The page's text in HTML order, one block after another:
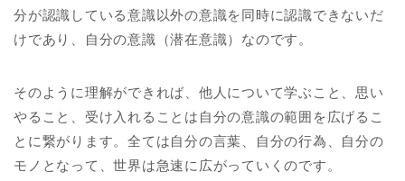
分が認識している意識以外の意識を同時に認識できないだ
けであり、自分の意識（潜在意識）なのです。
そのように理解ができれば、他人について学ぶこと、思い
やること、受け入れることは自分の意識の範囲を広げるこ
とに繋がります。全ては自分の言葉、自分の行為、自分の
モノとなって、世界は急速に広がっていくのです。